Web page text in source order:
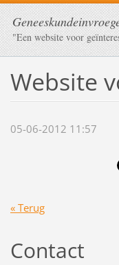
"Een website voor
Website
05-06-2012 11:57
« Terug
Contact